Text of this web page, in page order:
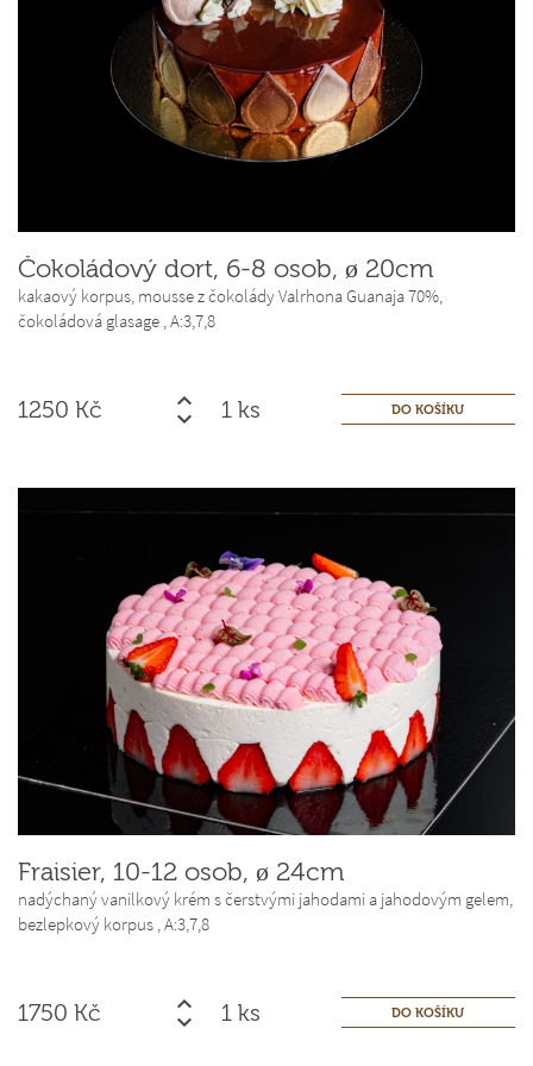
Čokoládový dort, 6-8 osob, ø 20cm
kakaový korpus, mousse z čokolády Valrhona Guanaja 70%,
čokoládová glasage ,A:3,7,8
1250 Kč ks
Fraisier, 10-12 osob, ø 24cm
nadýchaný vanilkový krém s čerstvými jahodami a jahodovým gelem,
bezlepkový korpus ,A:3,7,8
1750 Kč ks